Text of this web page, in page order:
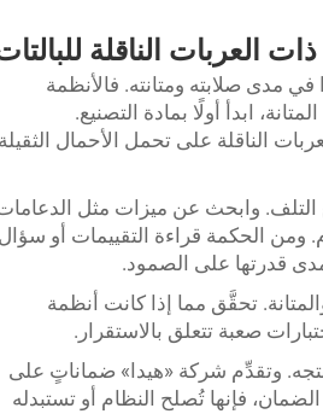
العربات الناقلة
في مدى صلابته ومتانته. فالأنظمة
ابدأ أولًا بمادة التصنيع.
الناقلة على تحمل الأحمال الثقيلة
التلف. وابحث عن ميزات مثل
ومن الحكمة قراءة التقييمات أو سؤال
قدرتها على الصمود.
تحقَّق مما إذا كانت أنظمة
صعبة تتعلق بالاستقرار.
وتقدِّم شركة «هيدا» ضماناتٍ على
فإنها تُصلح النظام أو تستبدله